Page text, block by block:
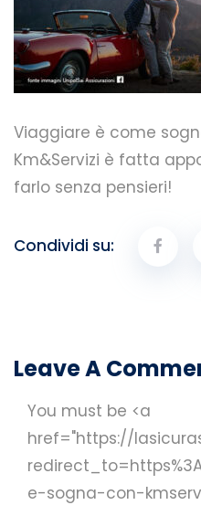
Viaggiare è come
Km&Servizi è fatta
farlo senza pensieri!
Condividi su:
Leave A
You must be <a
href="https://
e-sogna-con-